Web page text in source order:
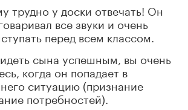
трудно у доски отвечать! Он
все звуки и очень
перед всем классом.
сына успешным, вы очень
когда он попадает в
ситуацию (признание
потребностей).